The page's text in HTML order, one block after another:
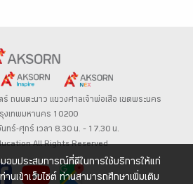
ร์ ถนนตะนาว แขวงศาลเจ้าพ่อเสือ เขตพระนคร
รุงเทพมหานคร 10200
นทร์-ศุกร์ เวลา 8.30 น. – 17.30 น.
All Rights Reserved
มอบประสบการณ์ที่ดีในการใช้บริการให้แก่
านเข้าเว็บไซต์ ท่านสามารถศึกษาเพิ่มเติม